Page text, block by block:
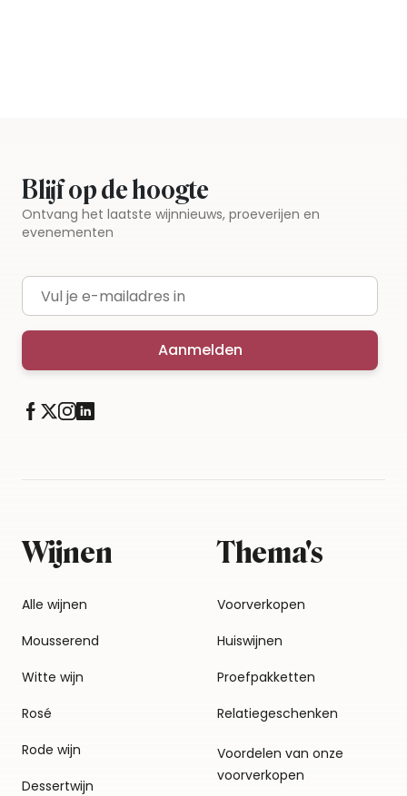
Blijf op de hoogte
Ontvang het laatste wijnnieuws, proeverijen en
evenementen
E-mailadres
Aanmelden
Wijnen
Alle wijnen
Mousserend
Witte wijn
Rosé
Rode wijn
Dessertwijn
Thema's
Voorverkopen
Huiswijnen
Proefpakketten
Relatiegeschenken
Voordelen van onze
voorverkopen